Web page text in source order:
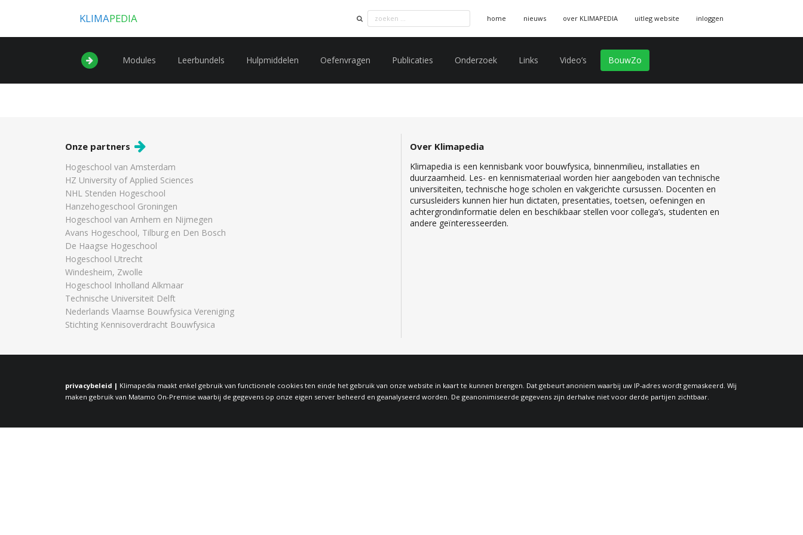
KLIMAPEDIA home nieuws over KLIMAPEDIA uitleg website inloggen
Modules Leerbundels Hulpmiddelen Oefenvragen Publicaties Onderzoek Links Video’s BouwZo
Onze partners
Hogeschool van Amsterdam
HZ University of Applied Sciences
NHL Stenden Hogeschool
Hanzehogeschool Groningen
Hogeschool van Arnhem en Nijmegen
Avans Hogeschool, Tilburg en Den Bosch
De Haagse Hogeschool
Hogeschool Utrecht
Windesheim, Zwolle
Hogeschool Inholland Alkmaar
Technische Universiteit Delft
Nederlands Vlaamse Bouwfysica Vereniging
Stichting Kennisoverdracht Bouwfysica
Over Klimapedia
Klimapedia is een kennisbank voor bouwfysica, binnenmilieu, installaties en
duurzaamheid. Les- en kennismateriaal worden hier aangeboden van technische
universiteiten, technische hoge scholen en vakgerichte cursussen. Docenten en
cursusleiders kunnen hier hun dictaten, presentaties, toetsen, oefeningen en
achtergrondinformatie delen en beschikbaar stellen voor collega’s, studenten en
andere geïnteresseerden.
privacybeleid | Klimapedia maakt enkel gebruik van functionele cookies ten einde het gebruik van onze website in kaart te kunnen brengen. Dat gebeurt anoniem waarbij uw IP-adres wordt gemaskeerd. Wij
maken gebruik van Matamo On-Premise waarbij de gegevens op onze eigen server beheerd en geanalyseerd worden. De geanonimiseerde gegevens zijn derhalve niet voor derde partijen zichtbaar.